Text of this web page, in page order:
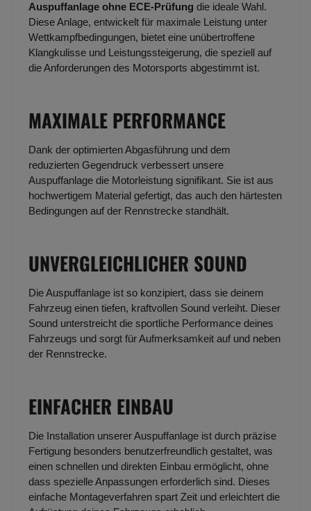
Auspuffanlage ohne ECE-Prüfung die ideale Wahl.
Diese Anlage, entwickelt für maximale Leistung unter
Wettkampfbedingungen, bietet eine unübertroffene
Klangkulisse und Leistungssteigerung, die speziell auf
die Anforderungen des Motorsports abgestimmt ist.
MAXIMALE PERFORMANCE
Dank der optimierten Abgasführung und dem
reduzierten Gegendruck verbessert unsere
Auspuffanlage die Motorleistung signifikant. Sie ist aus
hochwertigem Material gefertigt, das auch den härtesten
Bedingungen auf der Rennstrecke standhält.
UNVERGLEICHLICHER SOUND
Die Auspuffanlage ist so konzipiert, dass sie deinem
Fahrzeug einen tiefen, kraftvollen Sound verleiht. Dieser
Sound unterstreicht die sportliche Performance deines
Fahrzeugs und sorgt für Aufmerksamkeit auf und neben
der Rennstrecke.
EINFACHER EINBAU
Die Installation unserer Auspuffanlage ist durch präzise
Fertigung besonders benutzerfreundlich gestaltet, was
einen schnellen und direkten Einbau ermöglicht, ohne
dass spezielle Anpassungen erforderlich sind. Dieses
einfache Montageverfahren spart Zeit und erleichtert die